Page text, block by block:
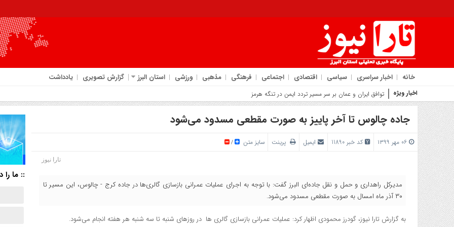
خانه اخبار سراسری سیاسی اقتصادی اجتماعی فرهنگی مذهبی ورزشی استان البرز گزارش تصویری یادداشت
اخبار ویژه روایت ش
جاده چالوس تا آخر پاییز به صورت مقطعی مسدود می‌شود
کد خبر 11890 ایمیل پرینت سایز متن /
تارا نیوز
مدیرکل راهداری و حمل و نقل جاده‌ای البرز گفت: با توجه به اجرای عملیات عمرانی بازسازی گالری‌ها در جاده کرج - چالوس، این مسیر تا
۳۰ آذر ماه امسال به صورت مقطعی مسدود می‌شود.
به گزارش تارا نیوز، گودرز محمودی اظهار کرد: عملیات عمرانی بازسازی گالری ها در روزهای شنبه تا سه شنبه هر هفته انجام می‌شود.
:: ما را